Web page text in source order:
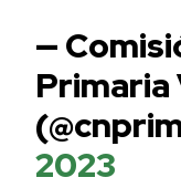
—
Primaria
2023